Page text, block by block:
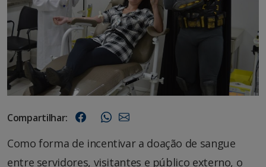
Compartilhar:
Como forma de incentivar a doação de sangue
entre servidores, visitantes e público externo, o